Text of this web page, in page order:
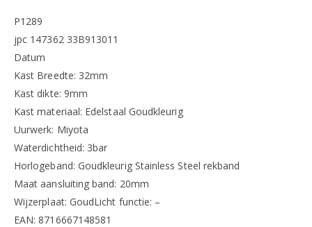
P1289
jpc 147362 33B913011
Datum
Kast Breedte: 32mm
Kast dikte: 9mm
Kast materiaal: Edelstaal Goudkleurig
Uurwerk: Miyota
Waterdichtheid: 3bar
Horlogeband: Goudkleurig Stainless Steel rekband
Maat aansluiting band: 20mm
Wijzerplaat: GoudLicht functie: –
EAN: 8716667148581